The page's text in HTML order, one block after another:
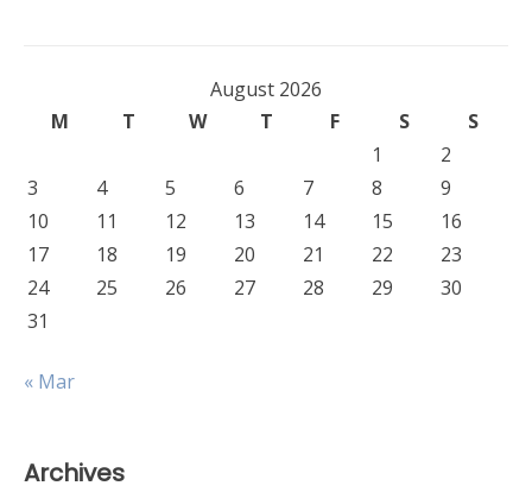
August 2026
M
T W T F S
S
1
2
3
4 5 6 7 8
9
10
11 12 13 14 15
16
17
18 19 20 21 22
23
24
25 26 27 28 29
30
31
« Mar
Archives